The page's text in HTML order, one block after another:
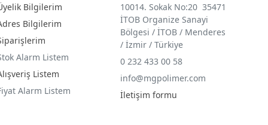
Bilgilerim
Bilgilerim
Alarm Listem
Listem
Alarm Listem
10014. Sokak No:20 35471
İTOB Organize Sanayi
Bölgesi / İTOB / Menderes
/ İzmir / Türkiye
0 232 433 00 58
info@mgpolimer.com
İletişim formu